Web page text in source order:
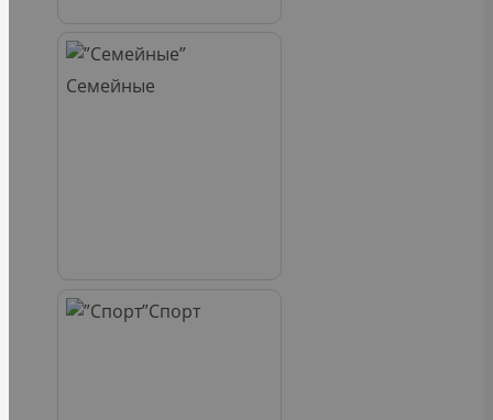
Семейные
Спорт